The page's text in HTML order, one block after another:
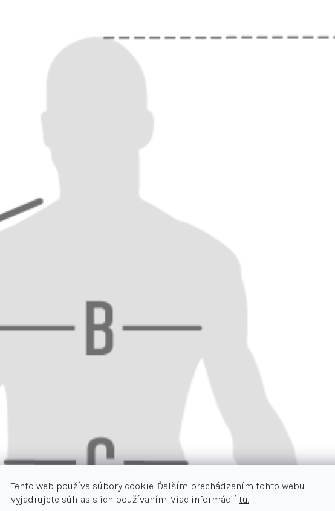
Tento web používa súbory cookie. Ďalším prechádzaním tohto webu
vyjadrujete súhlas s ich používaním. Viac informácií tu.